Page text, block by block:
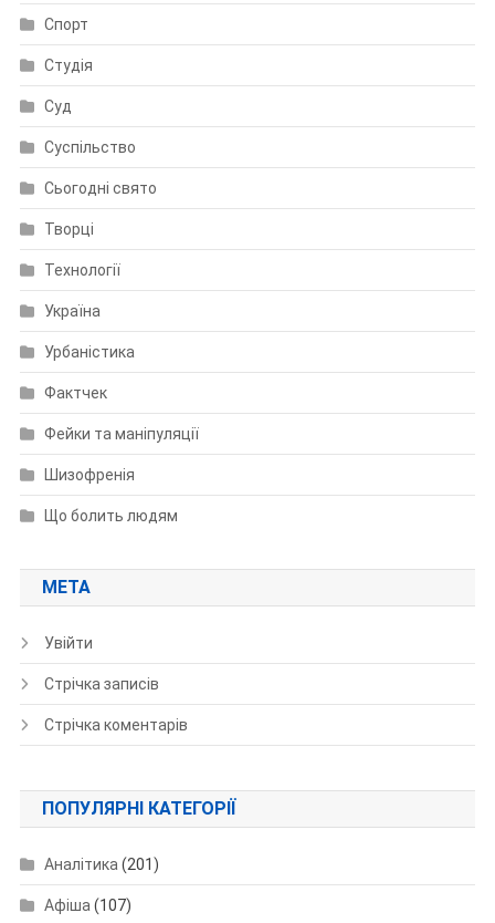
Спорт
Студія
Суд
Суспільство
Сьогодні свято
Творці
Технології
Україна
Урбаністика
Фактчек
Фейки та маніпуляції
Шизофренія
Що болить людям
МЕТА
Увійти
Стрічка записів
Стрічка коментарів
ПОПУЛЯРНІ КАТЕГОРІЇ
Аналітика (201)
Афіша (107)